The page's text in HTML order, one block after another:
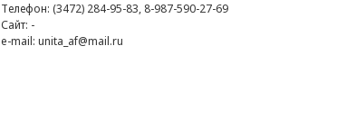
Телефон: (3472) 284-95-83, 8-987-590-27-69
Сайт: -
e-mail: unita_af@mail.ru